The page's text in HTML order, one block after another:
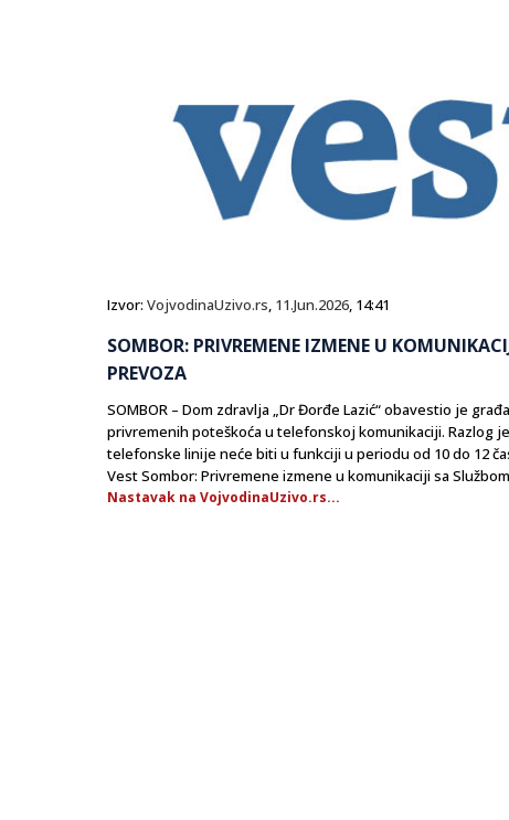
Izvor: VojvodinaUzivo.rs, 11.Jun.2026, 14:41
SOMBOR: PRIVREMENE IZMENE U
PREVOZA
SOMBOR – Dom zdravlja „Dr Đorđe Lazić“ obavestio je
privremenih poteškoća u telefonskoj komunikaciji. Razlog
telefonske linije neće biti u funkciji u periodu od 10 do 12
Vest Sombor: Privremene izmene u komunikaciji sa
Nastavak na VojvodinaUzivo.rs...